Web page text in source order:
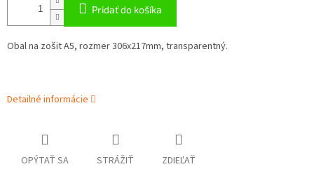
Pridať do košíka
Obal na zošit A5, rozmer 306x217mm, transparentný.
Detailné informácie
OPÝTAŤ SA STRÁŽIŤ ZDIEĽAŤ